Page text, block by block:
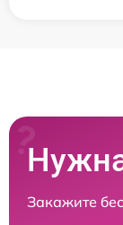
Закажите